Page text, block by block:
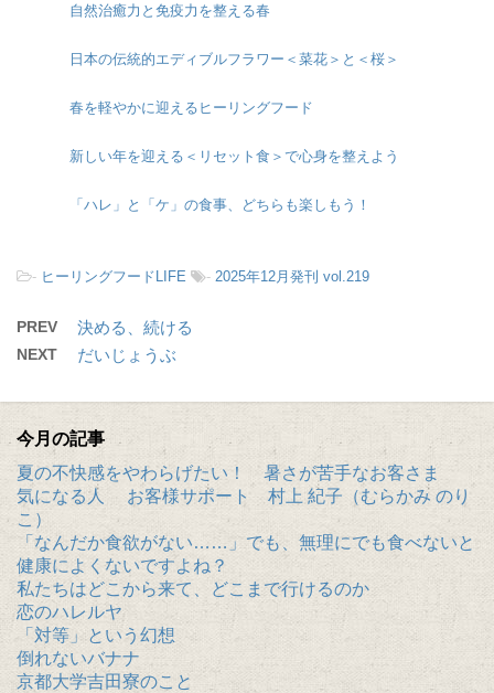
自然治癒力と免疫力を整える春
日本の伝統的エディブルフラワー＜菜花＞と＜桜＞
春を軽やかに迎えるヒーリングフード
新しい年を迎える＜リセット食＞で心身を整えよう
「ハレ」と「ケ」の食事、どちらも楽しもう！
- ヒーリングフードLIFE - 2025年12月発刊 vol.219
PREV 決める、続ける
NEXT だいじょうぶ
今月の記事
夏の不快感をやわらげたい！ 暑さが苦手なお客さま
気になる人 お客様サポート 村上 紀子（むらかみ のり
こ）
「なんだか食欲がない……」でも、無理にでも食べないと
健康によくないですよね？
私たちはどこから来て、どこまで行けるのか
恋のハレルヤ
「対等」という幻想
倒れないバナナ
京都大学吉田寮のこと